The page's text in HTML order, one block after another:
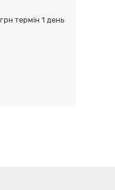
термін 1 день